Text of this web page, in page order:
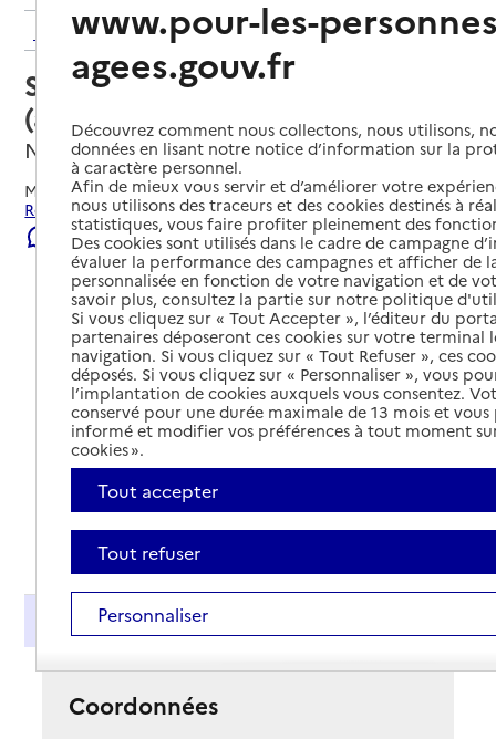
Retour aux résultats de l'annuaire
Service autonomie à domicile
(aide) – Résidéa
Nice, ALPES-MARITIMES
Mis à jour le27/07/2026
Rechercher les établissements et services autour de Nice.
Signaler une erreur
Présentation
Coordonnées
www.pour-les-
agees.gouv.fr
Découvrez comment nous collectons, nous utilisons,
données en lisant notre notice d’information sur la
à caractère personnel.
Afin de mieux vous servir et d’améliorer votre
nous utilisons des traceurs et des cookies destinés à
statistiques, vous faire profiter pleinement des
Des cookies sont utilisés dans le cadre de campagne
évaluer la performance des campagnes et afficher de
personnalisée en fonction de votre navigation et de
savoir plus, consultez la partie sur notre politique
Si vous cliquez sur « Tout Accepter », l’éditeur du
partenaires déposeront ces cookies sur votre terminal
navigation. Si vous cliquez sur « Tout Refuser », ces
déposés. Si vous cliquez sur « Personnaliser », vous
l’implantation de cookies auxquels vous consentez.
conservé pour une durée maximale de 13 mois et
informé et modifier vos préférences à tout moment
cookies ».
Tout accepter
Tout refuser
Personnaliser